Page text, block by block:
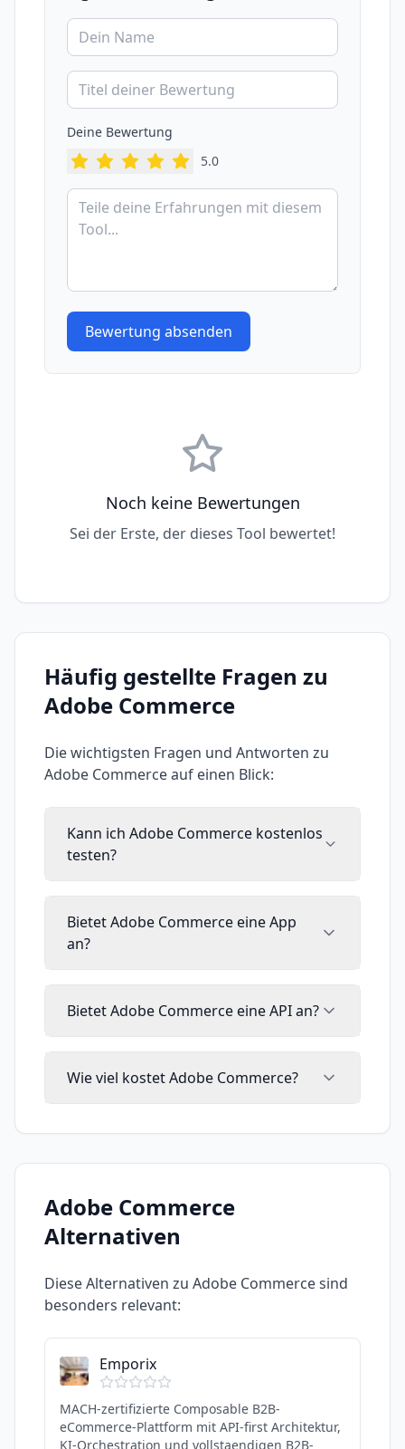
Deine Bewertung
5.0
Bewertung absenden
Noch keine Bewertungen
Sei der Erste, der dieses Tool bewertet!
Häufig gestellte Fragen zu
Adobe Commerce
Die wichtigsten Fragen und Antworten zu
Adobe Commerceauf einen Blick:
Kann ich Adobe Commerce kostenlos
testen?
Bietet Adobe Commerce eine App
an?
Bietet Adobe Commerce eine API an?
Wie viel kostet Adobe Commerce?
Adobe Commerce
Alternativen
Diese Alternativen zu Adobe Commercesind
besonders relevant:
Emporix
MACH-zertifizierte Composable B2B-
eCommerce-Plattform mit API-first Architektur,
KI-Orchestration und vollstaendigen B2B-